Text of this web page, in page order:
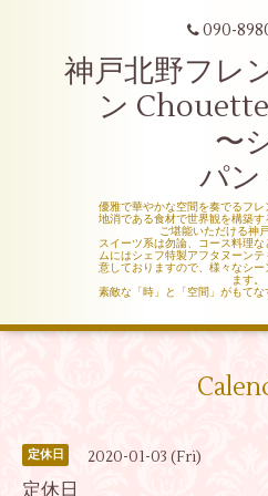
090-
神戸北野フレ
ン
〜シュ
パン
優雅で華やかな空間を奏でるフ
地消である食材で世界観を構築
ご堪能いただける神
スイーツ系は勿論、コース料理
ムにはシェフ特製アフタヌーン
意しておりますので、様々なシ
ます。
素敵な「時」と「空間」がもてな
定休日 2020-01-03 (Fri)
定休日